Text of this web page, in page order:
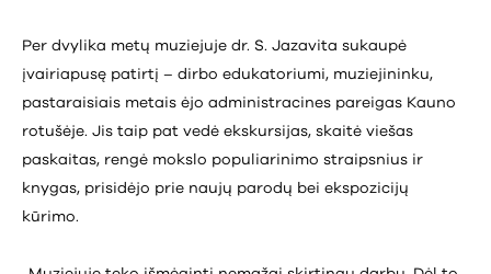
Per dvylika metų muziejuje dr. S. Jazavita sukaupė
įvairiapusę patirtį – dirbo edukatoriumi, muziejininku,
pastaraisiais metais ėjo administracines pareigas Kauno
rotušėje. Jis taip pat vedė ekskursijas, skaitė viešas
paskaitas, rengė mokslo populiarinimo straipsnius ir
knygas, prisidėjo prie naujų parodų bei ekspozicijų
kūrimo.